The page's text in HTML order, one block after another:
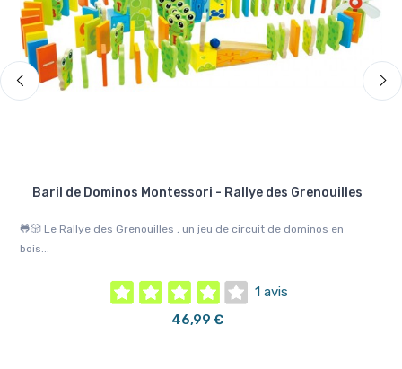
Baril de Dominos Montessori - Rallye des Grenouilles
🐸🎲 Le Rallye des Grenouilles , un jeu de circuit de dominos en
bois...
1 avis
46,99 €